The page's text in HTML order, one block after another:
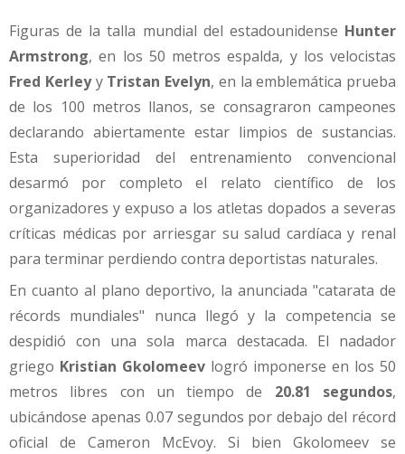
Figuras de la talla mundial del estadounidense Hunter
Armstrong, en los 50 metros espalda, y los velocistas
Fred Kerleyy Tristan Evelyn, en la emblemática prueba
de los 100 metros llanos, se consagraron campeones
declarando abiertamente estar limpios de sustancias.
Esta superioridad del entrenamiento convencional
desarmó por completo el relato científico de los
organizadores y expuso a los atletas dopados a severas
críticas médicas por arriesgar su salud cardíaca y renal
para terminar perdiendo contra deportistas naturales.
En cuanto al plano deportivo, la anunciada "catarata de
récords mundiales" nunca llegó y la competencia se
despidió con una sola marca destacada. El nadador
griego Kristian Gkolomeev logró imponerse en los 50
metros libres con un tiempo de 20.81 segundos,
ubicándose apenas 0.07 segundos por debajo del récord
oficial de Cameron McEvoy. Si bien Gkolomeev se